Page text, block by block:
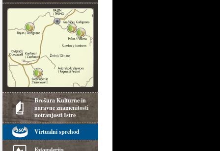
Brošura Kulturne in
naravne znamenitosti
notranjosti Istre
Virtualni sprehod